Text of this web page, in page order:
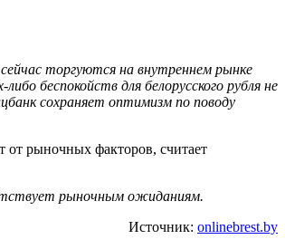
торгуются на внутреннем рынке
беспокойств для белорусского рубля не
сохраняет оптимизм по поводу
от рыночных факторов, считает
рыночным ожиданиям.
Источник: onlinebrest.by